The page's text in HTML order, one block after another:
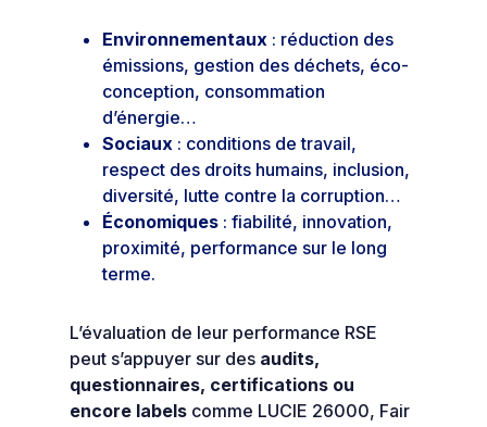
Environnementaux : réduction des
émissions, gestion des déchets, éco-
conception, consommation
d’énergie…
Sociaux : conditions de travail,
respect des droits humains, inclusion,
diversité, lutte contre la corruption…
Économiques : fiabilité, innovation,
proximité, performance sur le long
terme.
L’évaluation de leur performance RSE
peut s’appuyer sur des audits,
questionnaires, certifications ou
encore labels comme LUCIE 26000, Fair